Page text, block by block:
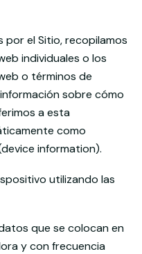
por el Sitio, recopilamos
individuales o los
o términos de
sobre cómo
a esta
como
information).
utilizando las
que se colocan en
y con frecuencia